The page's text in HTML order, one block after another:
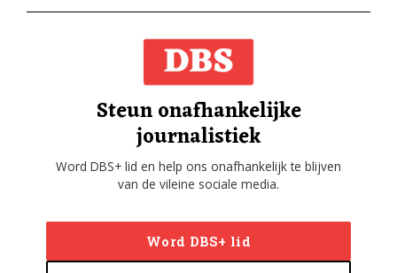
Steun onafhankelijke
journalistiek
Word DBS+ lid en help ons onafhankelijk te blijven
van de vileine sociale media.
Word DBS+ lid